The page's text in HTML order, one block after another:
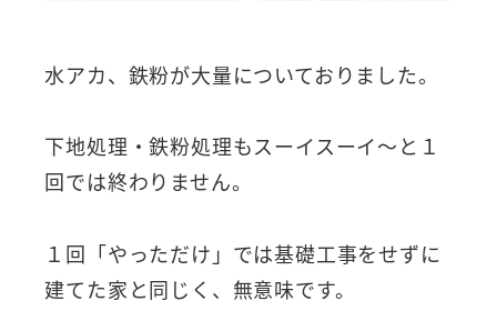
水アカ、鉄粉が大量についておりました。
下地処理・鉄粉処理もスーイスーイ～と１
回では終わりません。
１回「やっただけ」では基礎工事をせずに
建てた家と同じく、無意味です。